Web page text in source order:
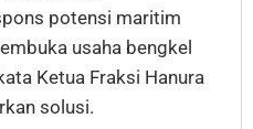
potensi maritim
usaha bengkel
Ketua Fraksi Hanura
solusi.